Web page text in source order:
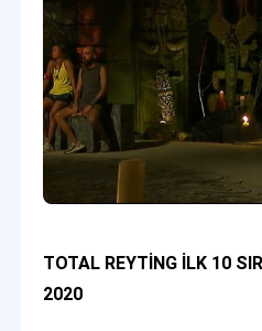
TOTAL REYTİNG İLK 10
2020